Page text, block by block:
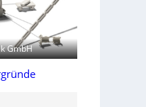
GmbH